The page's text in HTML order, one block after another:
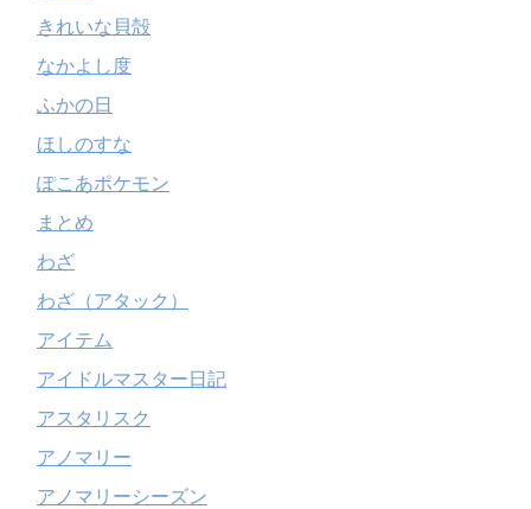
きれいな貝殻
なかよし度
ふかの日
ほしのすな
ぽこあポケモン
まとめ
わざ
わざ（アタック）
アイテム
アイドルマスター日記
アスタリスク
アノマリー
アノマリーシーズン